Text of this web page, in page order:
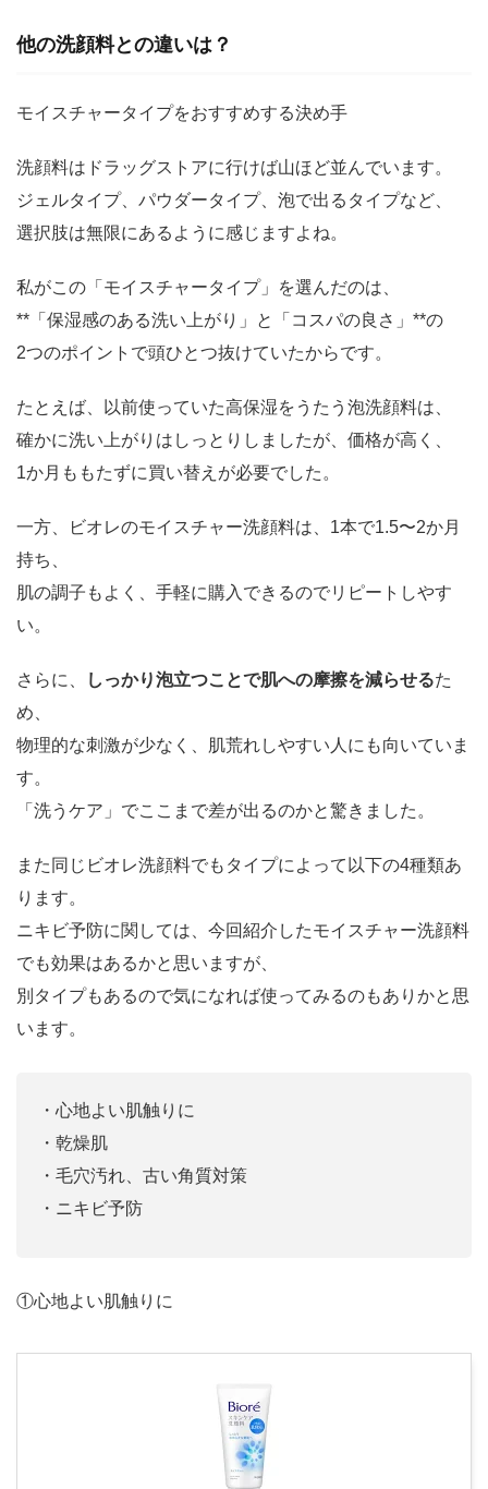
他の洗顔料との違いは？
モイスチャータイプをおすすめする決め手
洗顔料はドラッグストアに行けば山ほど並んでいます。
ジェルタイプ、パウダータイプ、泡で出るタイプなど、
選択肢は無限にあるように感じますよね。
私がこの「モイスチャータイプ」を選んだのは、
**「保湿感のある洗い上がり」と「コスパの良さ」**の
2つのポイントで頭ひとつ抜けていたからです。
たとえば、以前使っていた高保湿をうたう泡洗顔料は、
確かに洗い上がりはしっとりしましたが、価格が高く、
1か月ももたずに買い替えが必要でした。
一方、ビオレのモイスチャー洗顔料は、1本で1.5〜2か月
持ち、
肌の調子もよく、手軽に購入できるのでリピートしやす
い。
さらに、 しっかり泡立つことで肌への摩擦を減らせるた
め、
物理的な刺激が少なく、肌荒れしやすい人にも向いていま
す。
「洗うケア」でここまで差が出るのかと驚きました。
また同じビオレ洗顔料でもタイプによって以下の4種類あ
ります。
ニキビ予防に関しては、今回紹介したモイスチャー洗顔料
でも効果はあるかと思いますが、
別タイプもあるので気になれば使ってみるのもありかと思
います。
・心地よい肌触りに
・乾燥肌
・毛穴汚れ、古い角質対策
・ニキビ予防
①心地よい肌触りに